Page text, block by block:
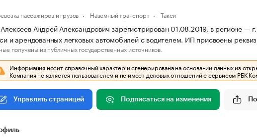
пассажиров и грузов Наземный транспорт Такси
Андрей Александрович зарегистрирован 01.08.2019, в регионе —
и арендованных легковых автомобилей с водителем. ИП присвоены
получены из публичных государственных источников.
Информация носит справочный характер и сгенерирована на основании данных из
Компания не является пользователем и не имеет деловых отношений с сервисом РБК
Управлять страницей Подписаться на изменения